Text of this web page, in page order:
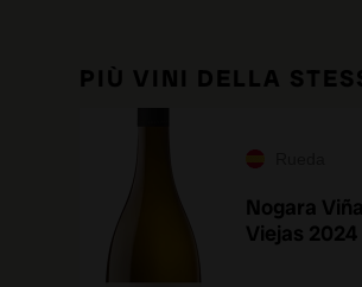
PIÙ VINI DELLA
Nogara
Viejas 2024